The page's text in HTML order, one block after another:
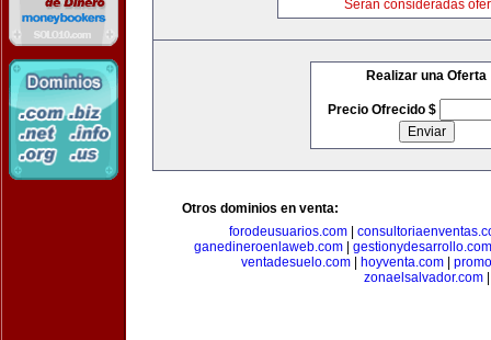
Serán consideradas
Realizar una Oferta
Precio Ofrecido $
Otros dominios en venta:
forodeusuarios.com
ganedineroenlaweb.com
gestionydesarrollo.com
ventadesuelo.com
hoyventa.com
zonaelsalvador.com|